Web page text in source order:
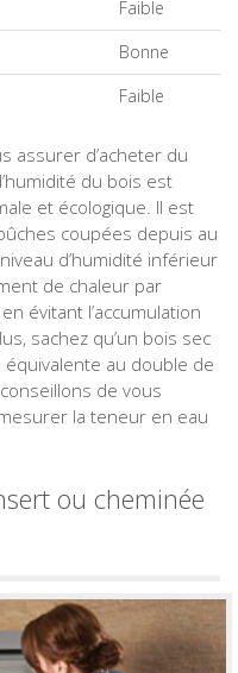
Faible
Bonne
Faible
assurer d’acheter du
du bois est
et écologique. Il est
coupées depuis au
d’humidité inférieur
de chaleur par
évitant l’accumulation
sachez qu’un bois sec
au double de
de vous
la teneur en eau
ou cheminée